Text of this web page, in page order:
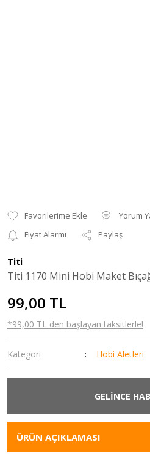
Yorum
Fiyat Alarmı
Paylaş
Titi
Titi 1170 Mini Hobi Maket
99,00 TL
*99,00 TL den başlayan taksitlerle!
Kategori Hobi Aletleri
GELİNCE
ÜRÜN AÇIKLAMASI